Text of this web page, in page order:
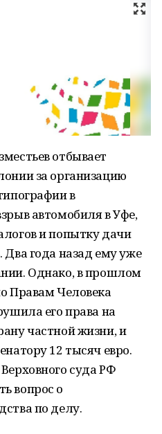
отбывает
за организацию
в
автомобиля в Уфе,
и попытку дачи
года назад ему уже
Однако, в прошлом
Правам Человека
его права на
частной жизни, и
12 тысяч евро.
суда РФ
вопрос о
по делу.